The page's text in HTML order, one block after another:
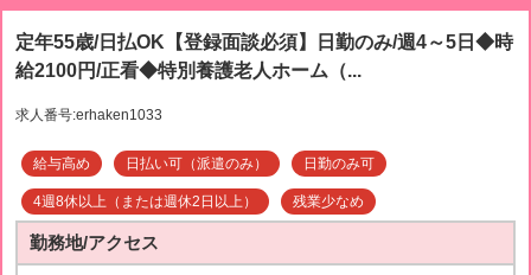
定年55歳/日払OK【登録面談必須】日勤のみ/週4～5日◆時
給2100円/正看◆特別養護老人ホーム（...
求人番号:erhaken1033
給与高め 日払い可（派遣のみ） 日勤のみ可
4週8休以上（または週休2日以上） 残業少なめ
勤務地/アクセス